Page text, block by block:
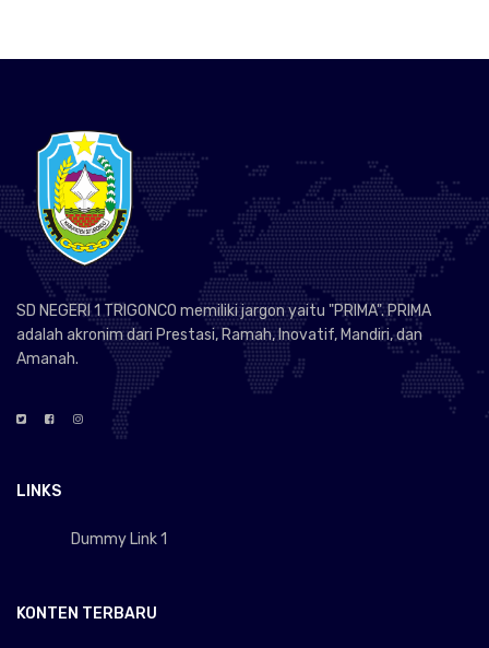
SD NEGERI 1 TRIGONCO memiliki jargon yaitu "PRIMA". PRIMA
adalah akronim dari Prestasi, Ramah, Inovatif, Mandiri, dan
Amanah.
LINKS
Dummy Link 1
KONTEN TERBARU